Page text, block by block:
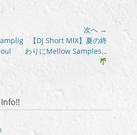
次へ →
次
の
【DJ Short MIX】夏の終
わりにMellow Samples…